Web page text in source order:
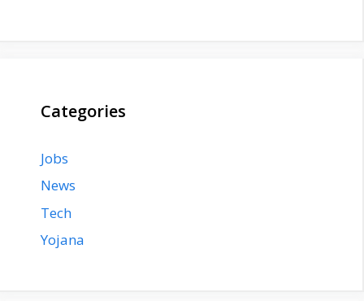
Categories
Jobs
News
Tech
Yojana